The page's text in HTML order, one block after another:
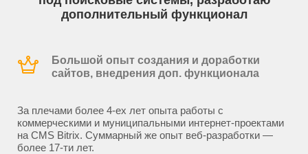
дополнительный функционал
Большой опыт создания и доработки
сайтов, внедрения доп. функционала
За плечами более 4-ех лет опыта работы с
коммерческими и муниципальными интернет-проектами
на CMS Bitrix. Суммарный же опыт веб-разработки —
более 17-ти лет.